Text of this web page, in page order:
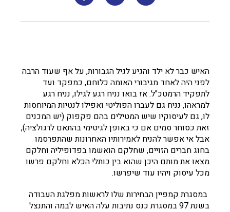
האיש כבר לא ילד והגיע לגיל הגבורות, על אף שעוד הרבה
לפני היה לאחד מגיבורי האומה כלוחם, כמפקד ועד
לתפקיד הרמטכ"ל. אז בואו נניח רגע לגילו, נניח רגע
למראהו, נניח גם לעברו הפוליטי ואפילו לנטיות המיוחסות
לו, גם לעיסוקיו שיש המטילים בהם פקפוק (יש המכנים
זאת כסוחר סמים אם כי באופן לגיטימי בהתאם לרגולציה),
אבל אי אפשר להניח לאמירותיו האחרונות שהתפרסמו
בחוג חברים הזויים, שחלקם הואשמו בפדופיליה וחלקם
מצאו את מותם היכן שהוא בין כותלי הכלא וחלקם פרשו
מכל עיסוק ויהיו עוד שיפרשו.
במסגרת קמפיין הבחירות שלו לראשות מפלגת העבודה
בשנת 97 במסגרת כנס נתיבות עלה האיש לבמה והתנצל